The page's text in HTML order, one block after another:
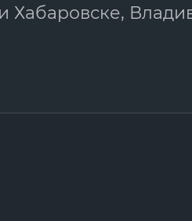
Хабаровске,